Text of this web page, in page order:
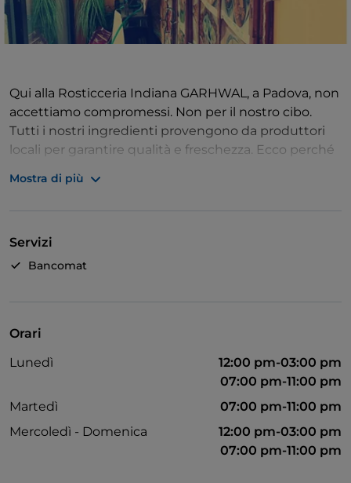
Qui alla Rosticceria Indiana GARHWAL, a Padova, non
accettiamo compromessi. Non per il nostro cibo.
Tutti i nostri ingredienti provengono da produttori
locali per garantire qualità e freschezza. Ecco perché
prelibatezze tradizionali. Ma il gusto è sempre lo
freschi cucinati solo con i migliori ingredienti.
Promettiamo un'esperienza che ti farà tornare per
Mostra di più
Servizi
Bancomat
Orari
Lunedì
12:00 pm-03:00 pm
07:00 pm-11:00 pm
Martedì
07:00 pm-11:00 pm
Mercoledì - Domenica
12:00 pm-03:00 pm
07:00 pm-11:00 pm